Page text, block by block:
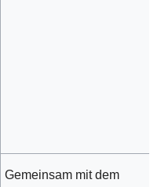
Gemeinsam mit dem